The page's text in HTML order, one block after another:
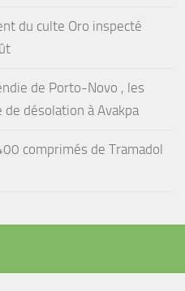
du culte Oro inspecté
de Porto-Novo , les
désolation à Avakpa
comprimés de Tramadol